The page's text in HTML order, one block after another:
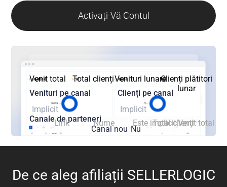
Activați-Vă Contul
Venit total Total cliențiVenituri lunareClienți plătitori
lunar
Venituri pe canal
Clienți pe canal
Implicit
Canale de parteneri
Link Nume Este implicit.
Total cliențiVenit total
Canal nou Nu
Implicit
De ce aleg afiliații SELLERLOGIC